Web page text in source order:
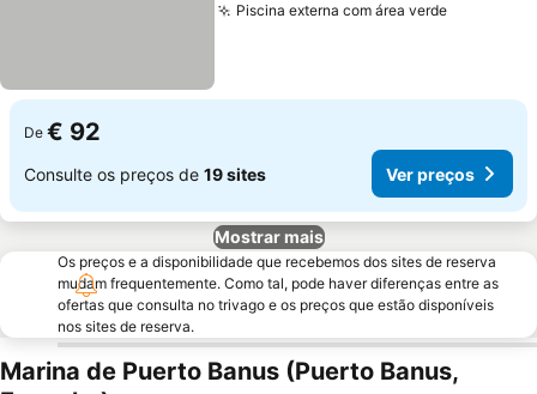
Piscina externa com área verdeVer
De € 92
Consulte os preços de 19 sites Ver preços
Mostrar mais
Os preços e a disponibilidade que recebemos dos sites de reserva
mudam frequentemente. Como tal, pode haver diferenças entre as
ofertas que consulta no trivago e os preços que estão disponíveis
nos sites de reserva.
Marina de Puerto Banus (Puerto Banus,